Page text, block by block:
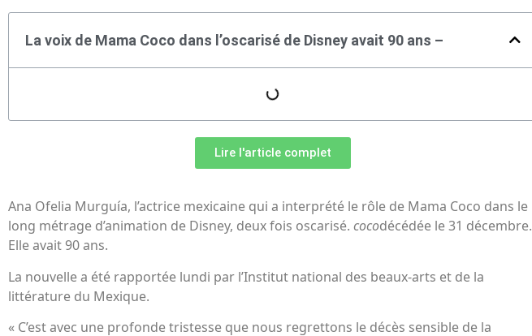
La voix de Mama Coco dans l’oscarisé de Disney avait 90 ans –
Lire l'article complet
Ana Ofelia Murguía, l’actrice mexicaine qui a interprété le rôle de Mama Coco dans le
long métrage d’animation de Disney, deux fois oscarisé. cocodécédée le 31 décembre.
Elle avait 90 ans.
La nouvelle a été rapportée lundi par l’Institut national des beaux-arts et de la
littérature du Mexique.
« C’est avec une profonde tristesse que nous regrettons le décès sensible de la